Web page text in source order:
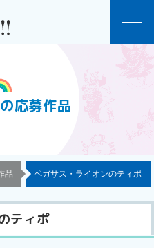
の応募作品
品 ペガサス・ライオンのティポ
ティポ